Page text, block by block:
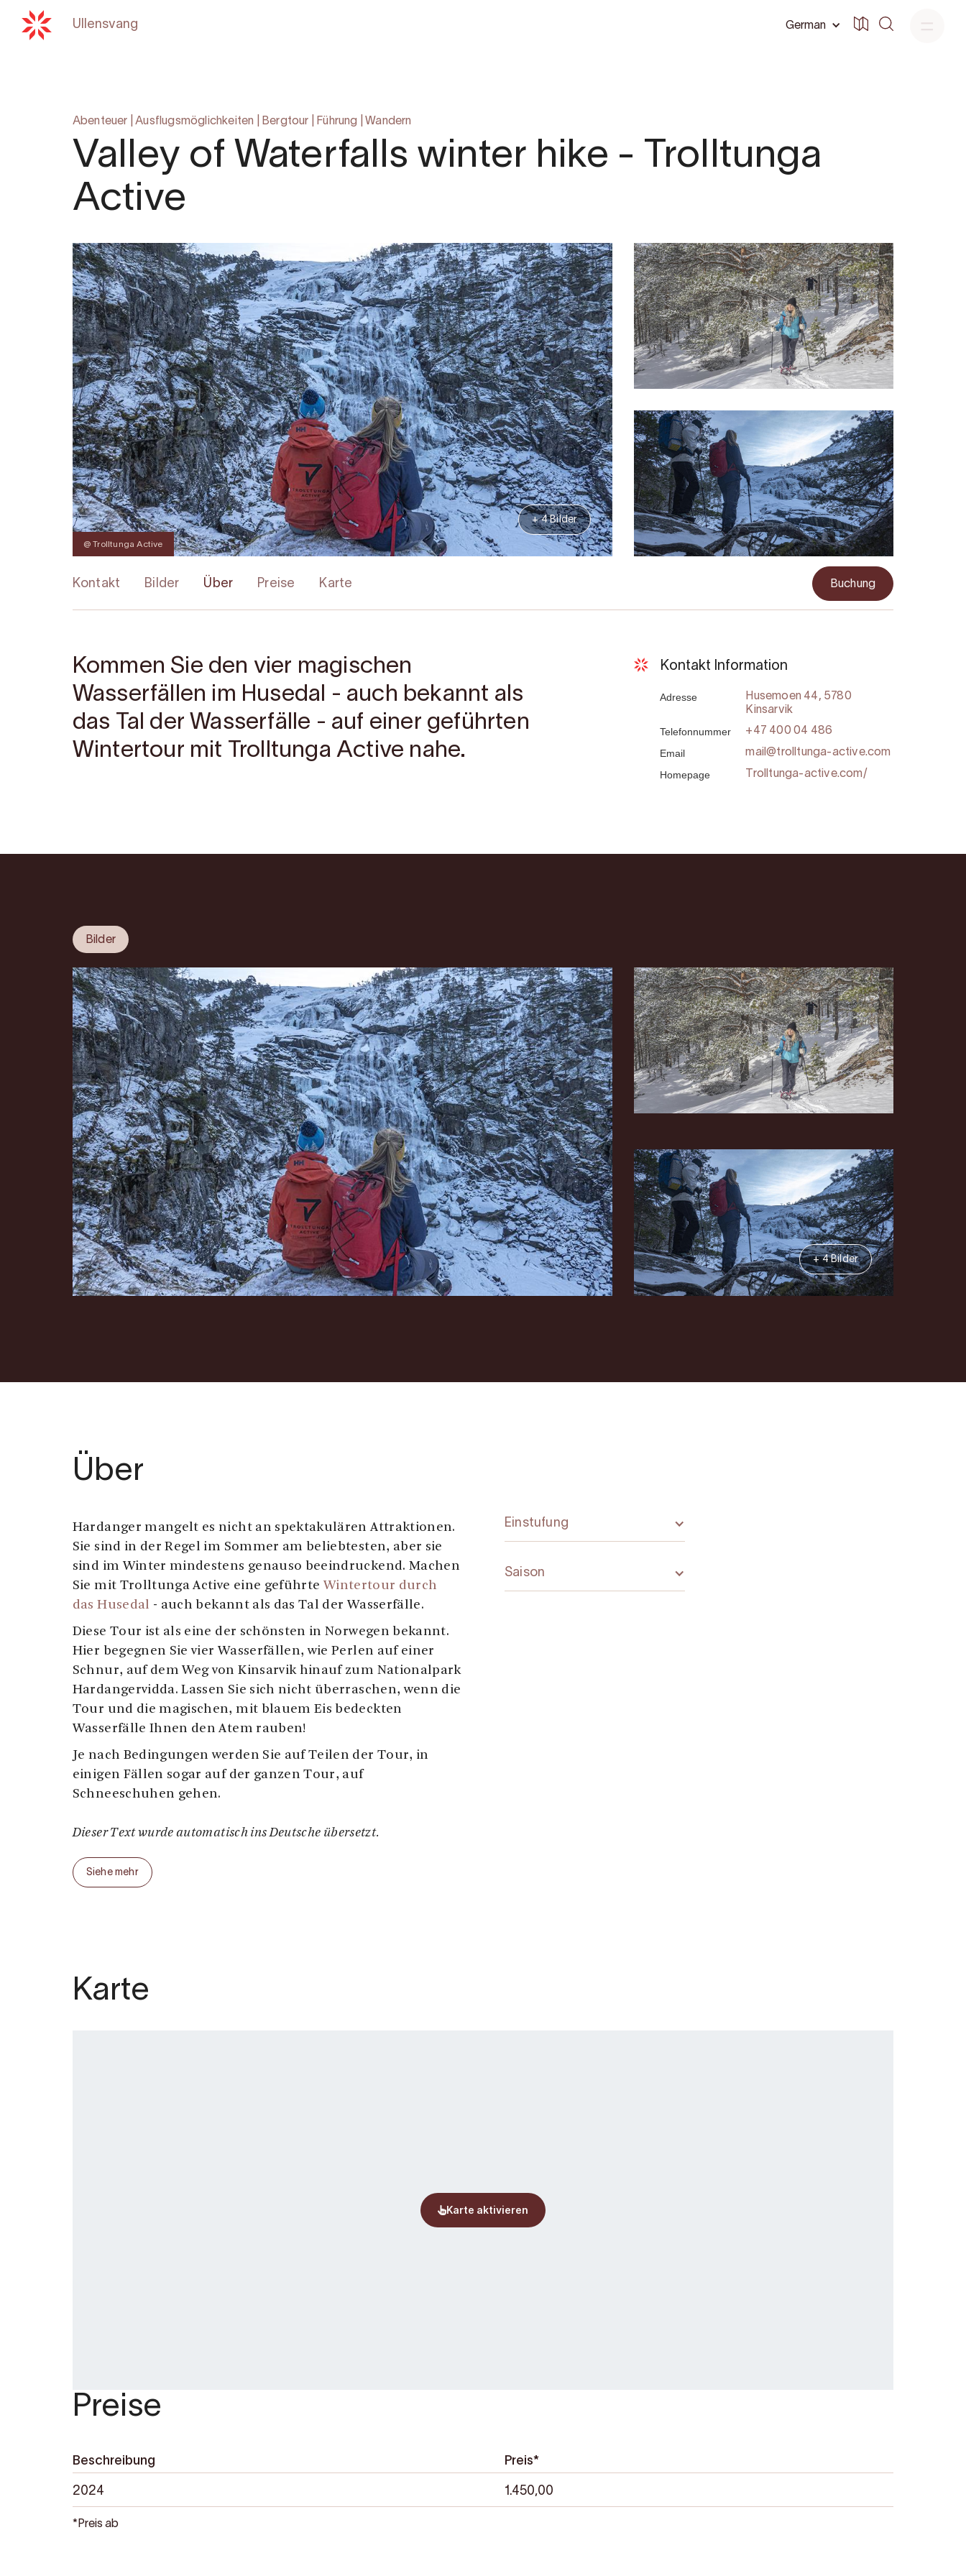
German
Ullensvang
Abenteuer |Ausflugsmöglichkeiten Bergtour Führung Wandern
Valley of Waterfalls winter hike - Trolltunga
Active
@ Trolltunga Active
+ 4 Bilder
Kontakt Bilder Über Preise Karte Buchung
Kommen Sie den vier magischen
Wasserfällen im Husedal - auch bekannt als
das Tal der Wasserfälle - auf einer geführten
Wintertour mit Trolltunga Active nahe.
Kontakt Information
Adresse
Husemoen 44, 5780
Kinsarvik
Telefonnummer +47 400 04 486
Email mail@trolltunga-active.com
Homepage Trolltunga-active.com/
Bilder
+ 4 Bilder
Über
Hardanger mangelt es nicht an spektakulären Attraktionen.
Sie sind in der Regel im Sommer am beliebtesten, aber sie
sind im Winter mindestens genauso beeindruckend. Machen
Sie mit Trolltunga Active eine geführte Wintertour durch
das Husedal - auch bekannt als das Tal der Wasserfälle.
Diese Tour ist als eine der schönsten in Norwegen bekannt.
Hier begegnen Sie vier Wasserfällen, wie Perlen auf einer
Schnur, auf dem Weg von Kinsarvik hinauf zum Nationalpark
Hardangervidda. Lassen Sie sich nicht überraschen, wenn die
Tour und die magischen, mit blauem Eis bedeckten
Wasserfälle Ihnen den Atem rauben!
Je nach Bedingungen werden Sie auf Teilen der Tour, in
einigen Fällen sogar auf der ganzen Tour, auf
Schneeschuhen gehen.
Dieser Text wurde automatisch ins Deutsche übersetzt.
Siehe mehr
Einstufung
Saison
Karte
Preise
Beschreibung Preis*
2024 1.450,00
*Preis ab